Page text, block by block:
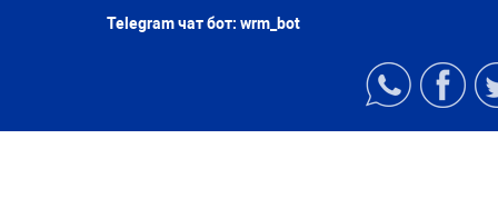
Telegram чат бот: wrm_bot